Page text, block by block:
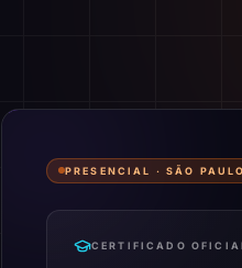
PRESENCIAL ·SÃO PAULO
CERTIFICADO OFICIAL